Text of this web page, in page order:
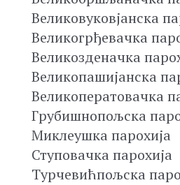
Великовуковјанска
Великогрђевачка
Великозденачка
Великопашијанска
Великоператовачка
Грубишнопољска
Миклеушка парохија
Ступовачка парохија
Турчевићпољска